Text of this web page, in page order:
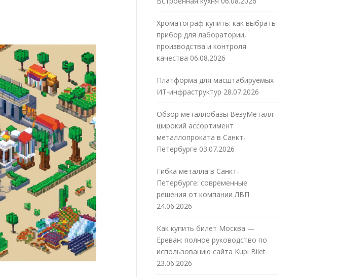
Хроматограф купить: как выбрать
прибор для лаборатории,
производства и контроля
качества 06.08.2026
Платформа для масштабируемых
ИТ-инфраструктур 28.07.2026
Обзор металлобазы ВезуМеталл:
широкий ассортимент
металлопроката в Санкт-
Петербурге 03.07.2026
Гибка металла в Санкт-
Петербурге: современные
решения от компании ЛВП
24.06.2026
Как купить билет Москва —
Ереван: полное руководство по
использованию сайта Kupi Bilet
23.06.2026